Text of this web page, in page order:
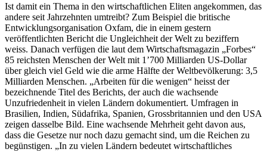
Ist damit ein Thema in den wirtschaftlichen Eliten angekommen, das
andere seit Jahrzehnten umtreibt? Zum Beispiel die britische
Entwicklungsorganisation Oxfam, die in einem gestern
veröffentlichten Bericht die Ungleichheit der Welt zu beziffern
weiss. Danach verfügen die laut dem Wirtschaftsmagazin „Forbes“
85 reichsten Menschen der Welt mit 1’700 Milliarden US-Dollar
über gleich viel Geld wie die arme Hälfte der Weltbevölkerung: 3,5
Milliarden Menschen. „Arbeiten für die wenigen“ heisst der
bezeichnende Titel des Berichts, der auch die wachsende
Unzufriedenheit in vielen Ländern dokumentiert. Umfragen in
Brasilien, Indien, Südafrika, Spanien, Grossbritannien und den USA
zeigen dasselbe Bild. Eine wachsende Mehrheit geht davon aus,
dass die Gesetze nur noch dazu gemacht sind, um die Reichen zu
begünstigen. „In zu vielen Ländern bedeutet wirtschaftliches